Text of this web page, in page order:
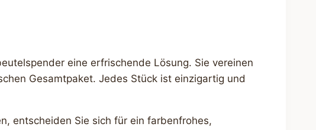
eine erfrischende Lösung. Sie vereinen
Gesamtpaket. Jedes Stück ist einzigartig und
entscheiden Sie sich für ein farbenfrohes,